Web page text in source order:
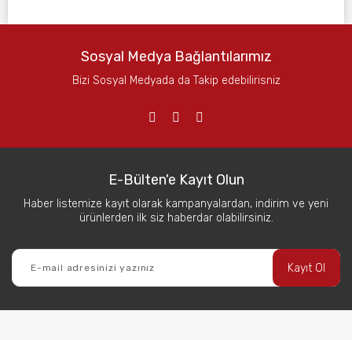
Sosyal Medya Bağlantılarımız
Bizi Sosyal Medyada da Takip edebilirisniz
E-Bülten'e Kayıt Olun
Haber listemize kayıt olarak kampanyalardan, indirim ve yeni
ürünlerden ilk siz haberdar olabilirsiniz.
Kayıt Ol